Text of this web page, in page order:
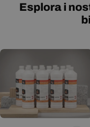
Esplora i